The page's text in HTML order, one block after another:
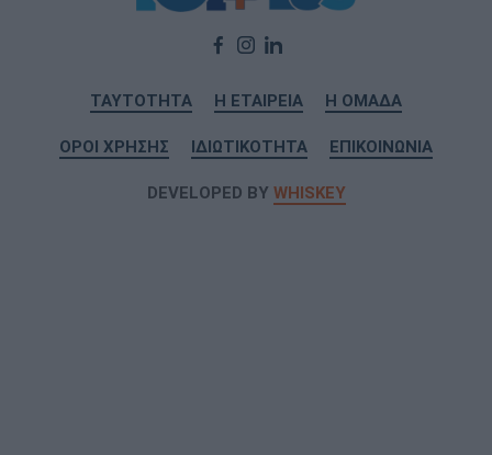
ΤΑΥΤΟΤΗΤΑ Η ΕΤΑΙΡΕΙΑ Η ΟΜΑΔΑ
ΟΡΟΙ ΧΡΗΣΗΣ ΙΔΙΩΤΙΚΟΤΗΤΑ ΕΠΙΚΟΙΝΩΝΙΑ
DEVELOPED BY WHISKEY